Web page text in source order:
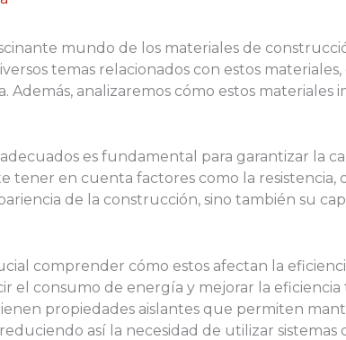
mundo de los materiales de
temas relacionados con estos
Además, analizaremos cómo estos materiales
es fundamental para garantizar la
tener en cuenta factores como la resistencia,
de la construcción, sino también su
comprender cómo estos afectan la
consumo de energía y mejorar la eficiencia
propiedades aislantes que permiten
así la necesidad de utilizar sistemas